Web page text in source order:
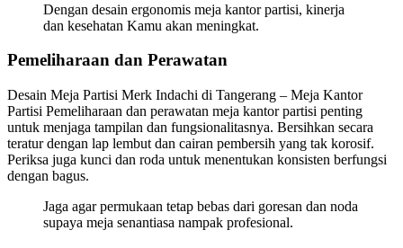
Dengan desain ergonomis meja kantor partisi, kinerja
dan kesehatan Kamu akan meningkat.
Pemeliharaan dan Perawatan
Desain Meja Partisi Merk Indachi di Tangerang – Meja Kantor
Partisi Pemeliharaan dan perawatan meja kantor partisi penting
untuk menjaga tampilan dan fungsionalitasnya. Bersihkan secara
teratur dengan lap lembut dan cairan pembersih yang tak korosif.
Periksa juga kunci dan roda untuk menentukan konsisten berfungsi
dengan bagus.
Jaga agar permukaan tetap bebas dari goresan dan noda
supaya meja senantiasa nampak profesional.